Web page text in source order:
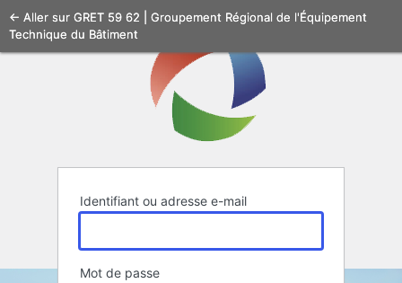
Se
connecter
Identifiant ou adresse e-mail
Mot de passe
← Aller sur GRET 59 62 | Groupement Régional de l'Équipement
Technique du Bâtiment